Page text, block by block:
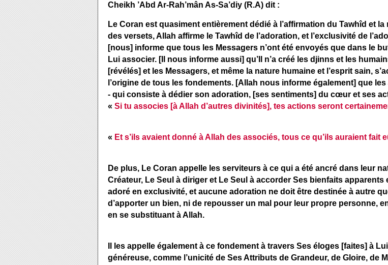
Cheikh ’Abd Ar-Rah’mân As-Sa’diy (R.A) dit :
Le Coran est quasiment entièrement dédié à l’affirmation du Tawhîd et
des versets, Allah affirme le Tawhîd de l’adoration, et l’exclusivité de
[nous] informe que tous les Messagers n’ont été envoyés que dans le
Lui associer. [Il nous informe aussi] qu’Il n’a créé les djinns et les
[révélés] et les Messagers, et même la nature humaine et l’esprit sain,
l’origine de tous les fondements. [Allah nous informe également] que
- qui consiste à dédier son adoration, [ses sentiments] du cœur et ses
« Si tu associes [à Allah d’autres divinités], tes actions seront
« Et s’ils avaient donné à Allah des associés, tous ce qu’ils auraient fait
De plus, Le Coran appelle les serviteurs à ce qui a été ancré dans leur
Créateur, Le Seul à diriger et Le Seul à accorder Ses bienfaits apparents
adoré en exclusivité, et aucune adoration ne doit être destinée à autre
d’apporter un bien, ni de repousser un mal pour leur propre personne,
en se substituant à Allah.
Il les appelle également à ce fondement à travers Ses éloges [faites] à
généreuse, comme l’unicité de Ses Attributs de Grandeur, de Gloire, de